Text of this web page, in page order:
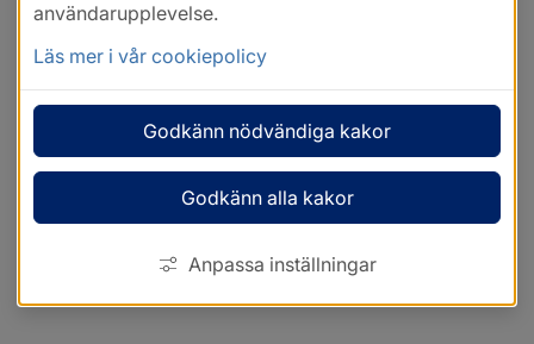
användarupplevelse.
Läs mer i vår cookiepolicy
Godkänn nödvändiga kakor
Godkänn alla kakor
Anpassa inställningar